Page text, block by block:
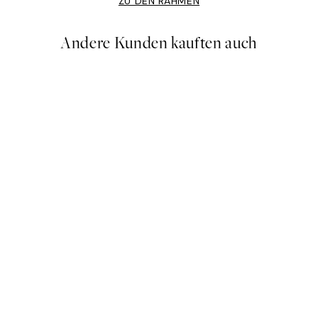
Andere Kunden kauften auch